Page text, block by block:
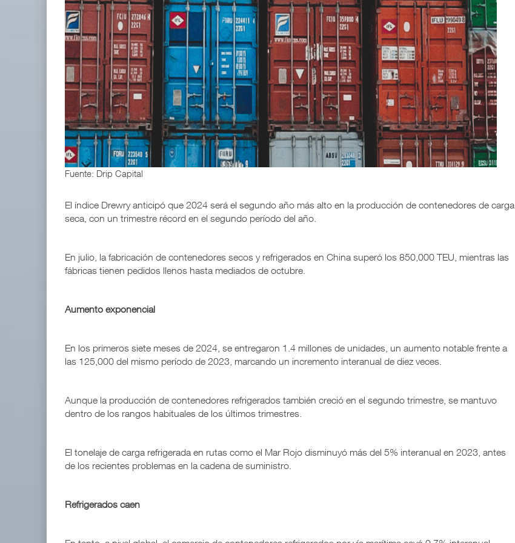
Fuente: Drip Capital
El índice Drewry anticipó que 2024 será el segundo año más alto en la producción de contenedores de carga
seca, con un trimestre récord en el segundo período del año.
En julio, la fabricación de contenedores secos y refrigerados en China superó los 850,000 TEU, mientras las
fábricas tienen pedidos llenos hasta mediados de octubre.
Aumento exponencial
En los primeros siete meses de 2024, se entregaron 1.4 millones de unidades, un aumento notable frente a
las 125,000 del mismo período de 2023, marcando un incremento interanual de diez veces.
Aunque la producción de contenedores refrigerados también creció en el segundo trimestre, se mantuvo
dentro de los rangos habituales de los últimos trimestres.
El tonelaje de carga refrigerada en rutas como el Mar Rojo disminuyó más del 5% interanual en 2023, antes
de los recientes problemas en la cadena de suministro.
Refrigerados caen
APM Terminals incrementa equipamiento para movi
05 AGO 2026
La ATTRAPI licita red de telecomunicaciones par
06 AGO 2026
APM Terminals incrementa equipamiento para movi
05 AGO 2026
La ATTRAPI licita red de telecomunicaciones par
06 AGO 2026